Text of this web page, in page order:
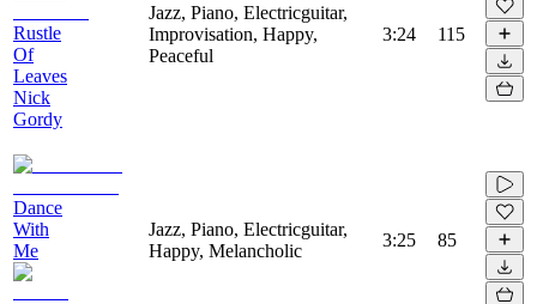
Rustle
Of
Leaves
Nick
Gordy
Jazz, Piano, Electricguitar,
Improvisation, Happy,
Peaceful
3:24 115
Dance
With
Me
Jazz, Piano, Electricguitar,
Happy, Melancholic
3:25 85